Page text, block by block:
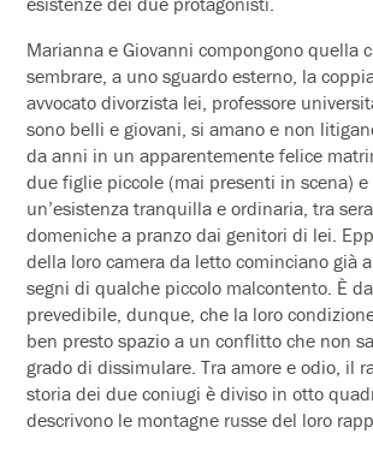
Marianna e Giovanni compongono quella
sembrare, a uno sguardo esterno, la
avvocato divorzista lei, professore
sono belli e giovani, si amano e non
da anni in un apparentemente felice
due figlie piccole (mai presenti in scena) e
un’esistenza tranquilla e ordinaria, tra
domeniche a pranzo dai genitori di lei.
della loro camera da letto cominciano già
segni di qualche piccolo malcontento. È
prevedibile, dunque, che la loro
ben presto spazio a un conflitto che non
grado di dissimulare. Tra amore e odio, il
storia dei due coniugi è diviso in otto
descrivono le montagne russe del loro